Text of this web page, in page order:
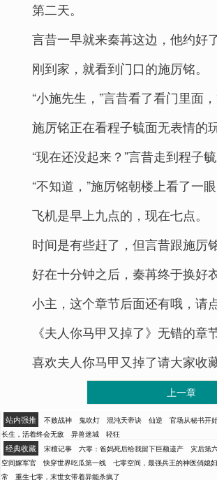
第二天。
言昔一早就来秦苒这边，他约好
刚到家，就看到门口的施厉铭。
“小施先生，”言昔看了看门里面
施厉铭正在看程子毓面无表情的
“现在还没起来？”言昔走到程子
“不知道，”施厉铭朝楼上看了一
飞机是早上九点的，现在七点。
时间是有些赶了，但言昔跟施厉
好在十分钟之后，秦苒终于换好
小主，这个章节后面还有哦，请
《夫人你马甲又掉了》无错的
喜欢夫人你马甲又掉了请大家收
上一章
站内强推 不败战神 鬼吹灯 混沌天帝诀 仙逆 官场从秘书开
长生，活着终会无敌
异兽迷城 轻狂
经典收藏 宋檀记事 六零：爸妈死后给我留下巨额遗产 灾后第
空间嫁军官
快穿世界吃瓜第一线 七零空间，最强兵王的神医俏媳妇
常
重生七零，末世女带着异能杀疯了